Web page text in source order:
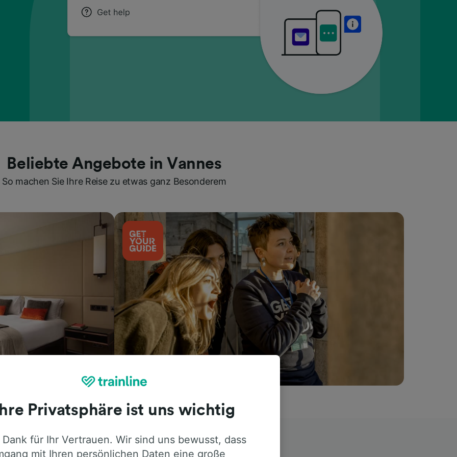
Beliebte Angebote in Vannes
So machen Sie Ihre Reise zu etwas ganz Besonderem
ehrliche Meinung von Trainline-Nutzern
Ihre Privatsphäre ist uns wichtig
für Ihr Vertrauen. Wir sind uns bewusst, dass
mit Ihren persönlichen Daten eine große